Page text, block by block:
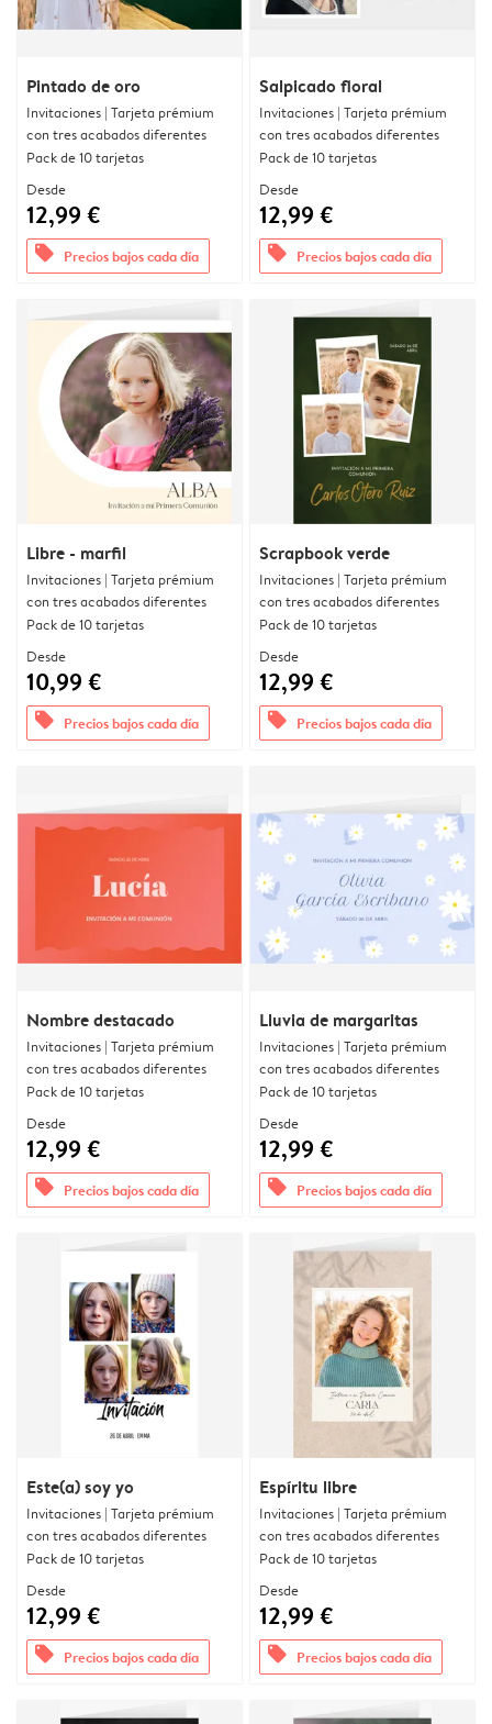
Pintado de oro
Invitaciones | Tarjeta prémium
con tres acabados diferentes
Pack de 10 tarjetas
Desde
12,99 €
offers Precios bajos cada día
Salpicado floral
Invitaciones | Tarjeta prémium
con tres acabados diferentes
Pack de 10 tarjetas
Desde
12,99 €
offers Precios bajos cada día
Libre - marfil
Invitaciones | Tarjeta prémium
con tres acabados diferentes
Pack de 10 tarjetas
Desde
10,99 €
offers Precios bajos cada día
Scrapbook verde
Invitaciones | Tarjeta prémium
con tres acabados diferentes
Pack de 10 tarjetas
Desde
12,99 €
offers Precios bajos cada día
Nombre destacado
Invitaciones | Tarjeta prémium
con tres acabados diferentes
Pack de 10 tarjetas
Desde
12,99 €
offers Precios bajos cada día
Lluvia de margaritas
Invitaciones | Tarjeta prémium
con tres acabados diferentes
Pack de 10 tarjetas
Desde
12,99 €
offers Precios bajos cada día
Este(a) soy yo
Invitaciones | Tarjeta prémium
con tres acabados diferentes
Pack de 10 tarjetas
Desde
12,99 €
offers Precios bajos cada día
Espíritu libre
Invitaciones | Tarjeta prémium
con tres acabados diferentes
Pack de 10 tarjetas
Desde
12,99 €
offers Precios bajos cada día